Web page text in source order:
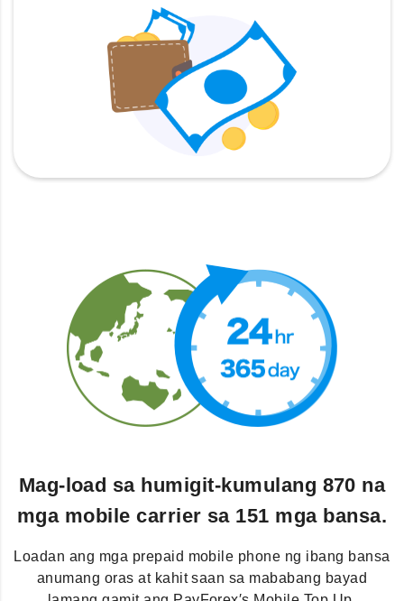
Mag-load sa humigit-kumulang 870 na
mga mobile carrier sa 151 mga bansa.
Loadan ang mga prepaid mobile phone ng ibang bansa
anumang oras at kahit saan sa mababang bayad